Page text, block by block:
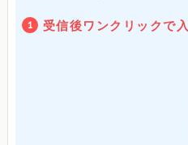
1 受信後ワンクリックで